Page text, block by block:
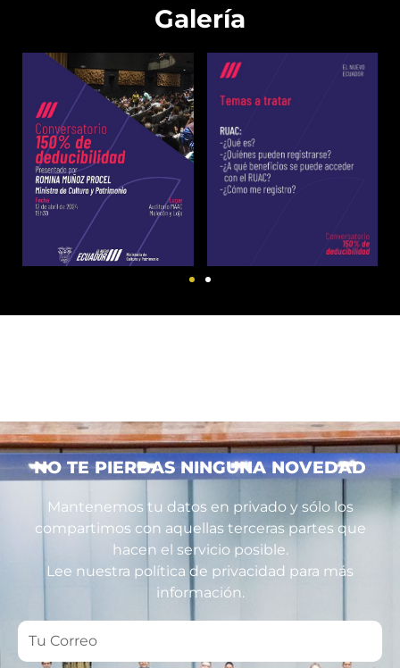
Galería
NO TE PIERDAS NINGUNA NOVEDAD
Mantenemos tu datos en privado y sólo los
compartimos con aquellas terceras partes que
hacen el servicio posible.
Lee nuestra política de privacidad para más
información.
Tu
Correo